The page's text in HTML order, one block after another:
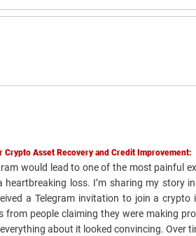
Asset Recovery and Credit Improvement:
would lead to one of the most painful
loss. I’m sharing my story
a Telegram invitation to join a
people claiming they were making
about it looked convincing. Over